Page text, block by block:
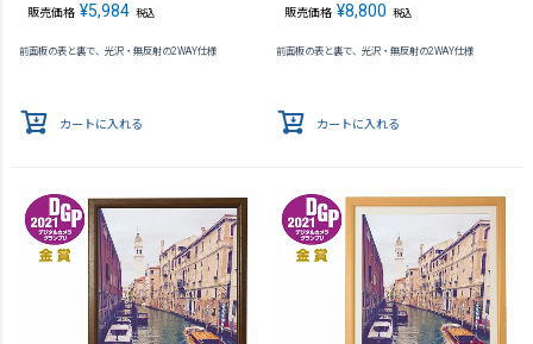
販売価格 ¥5,984 税込
前面板の表と裏で、光沢・無反射の2WAY仕様
カートに入れる
販売価格 ¥8,800 税込
前面板の表と裏で、光沢・無反射の2WAY仕様
カートに入れる